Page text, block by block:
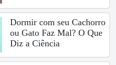
Dormir com seu Cachorro
ou Gato Faz Mal? O Que
Diz a Ciência